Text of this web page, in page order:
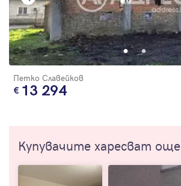
Петко Славейков
13 294
Купувачите харесват още